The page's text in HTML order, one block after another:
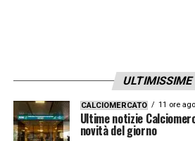
ULTIMISSIME
CALCIOMERCATO 11 ore ago
Ultime notizie
novità del giorno